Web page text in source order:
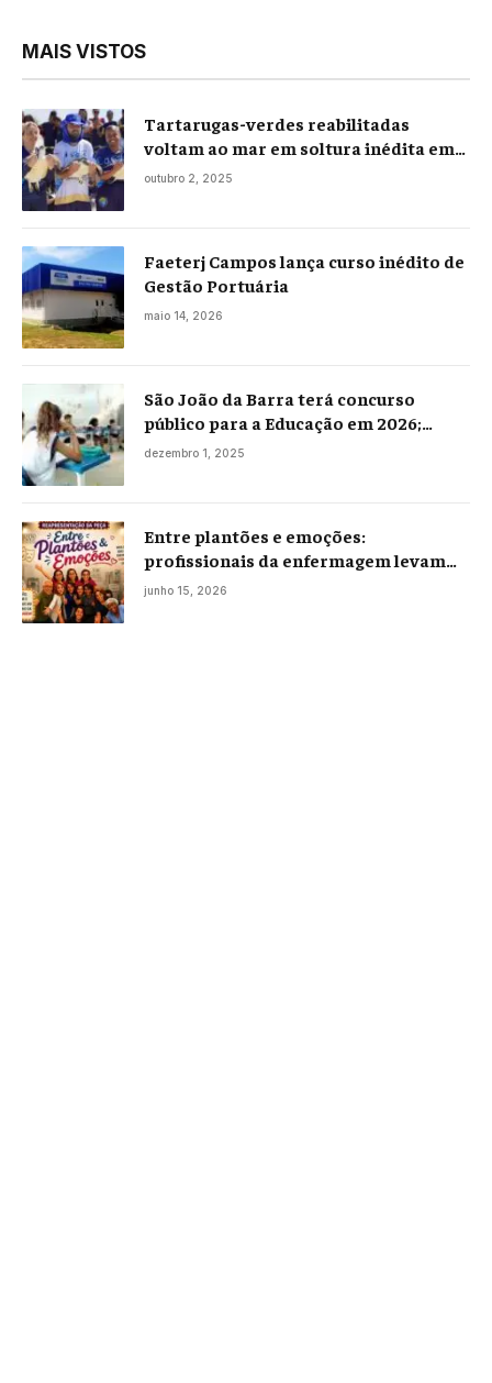
MAIS VISTOS
Tartarugas-verdes reabilitadas
voltam ao mar em soltura inédita em
Praia Seca
outubro 2, 2025
Faeterj Campos lança curso inédito de
Gestão Portuária
maio 14, 2026
São João da Barra terá concurso
público para a Educação em 2026;
projeto já está na Câmara
dezembro 1, 2025
Entre plantões e emoções:
profissionais da enfermagem levam
histórias reais ao palco em Campos
junho 15, 2026